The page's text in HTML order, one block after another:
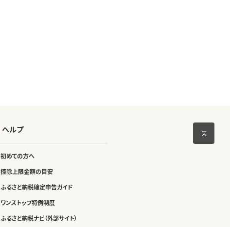
ヘルプ
初めての方へ
控除上限金額の目安
ふるさと納税確定申告ガイド
ワンストップ特例制度
ふるさと納税ナビ（外部サイト）